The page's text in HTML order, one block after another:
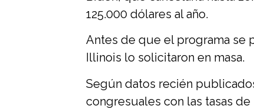
125.000 dólares al año.
Antes de que el programa se
Illinois lo solicitaron en masa.
Según datos recién
congresuales con las tasas